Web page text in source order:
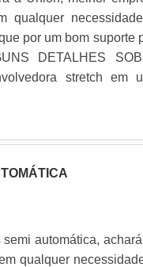
qualquer
por um bom suporte
DETALHES
stretch em
Com grande know-
de
no mercado.Sem
detalhes
cuidado ajuda a
evitar prejuízos
automática,
qualquer